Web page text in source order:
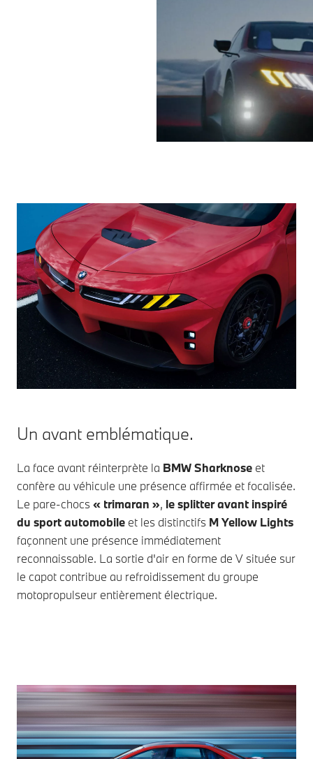
Un avant emblématique.
La face avant réinterprète la BMW Sharknose et
confère au véhicule une présence affirmée et focalisée.
Le pare-chocs« trimaran », le splitter avant inspiré
du sport automobile et les distinctifs M Yellow Lights
façonnent une présence immédiatement
reconnaissable. La sortie d'air en forme de V située sur
le capot contribue au refroidissement du groupe
motopropulseur entièrement électrique.